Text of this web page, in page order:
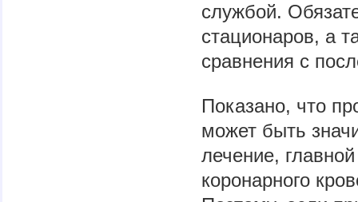
службой.
стационаров, а
сравнения с
Показано, что
может быть
лечение,
коронарного